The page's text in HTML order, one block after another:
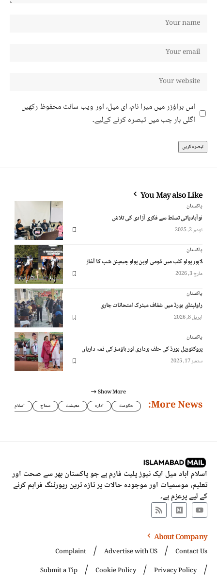
اس براؤزر میں میرا نام، ای میل، اور ویب سائٹ محفوظ رکھیں
اگلی بار جب میں تبصرہ کرنے کےلیے۔
You May also Like
پاکستان
نوآبادیاتی تسلط سے فکری آزادی کی تلاش
نومبر 2, 2025
پاکستان
لاہور پولو کلب میں قومی اوپن پولو چیمپئن شپ کا آغاز
مارچ 3, 2026
پاکستان
راولپنڈی بورڈ میں شفاف میٹرک امتحانات جاری
اپریل 8, 2026
پاکستان
پروکٹوریل بورڈ کی حلف برداری اور ہاؤسز کی ذمہ داریاں
ستمبر 17, 2025
Show More
More News: حکومت ادارہ معیشت سماج اسلام
اسلام آباد میل ایک نیوز پلیٹ فارم ہے جو پاکستان بھر سے صحت اور
تعلیم، موسمیات اور موجودہ حالات پر تازہ ترین رپورٹنگ فراہم کرنے
کے لیے پرعزم ہے۔
About Company
Contact Us
Advertise with US
Complaint
Privacy Policy
Cookie Policy
Submit a Tip